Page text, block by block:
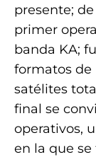
presente;
primer
banda KA;
formatos de
satélites
final se
operativos,
en la que